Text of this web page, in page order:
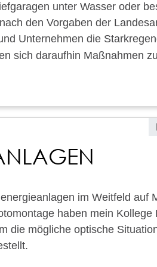
unter Wasser oder
den Vorgaben der
Unternehmen die
sich daraufhin Maßnahmen
im Weitfeld auf
haben mein Kollege
die mögliche optische